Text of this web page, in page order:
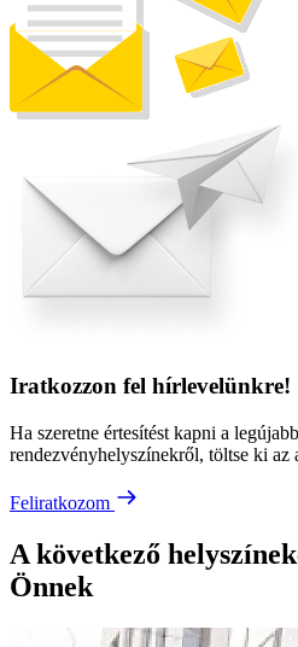
Iratkozzon fel hírlevelünkre!
Ha szeretne értesítést kapni a
rendezvényhelyszínekről, töltse ki az
Feliratkozom
A következő
Önnek